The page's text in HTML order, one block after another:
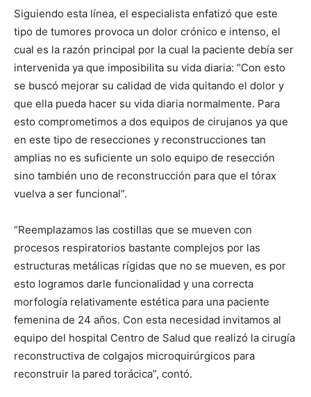
Siguiendo esta línea, el especialista enfatizó que este
tipo de tumores provoca un dolor crónico e intenso, el
cual es la razón principal por la cual la paciente debía ser
intervenida ya que imposibilita su vida diaria: “Con esto
se buscó mejorar su calidad de vida quitando el dolor y
que ella pueda hacer su vida diaria normalmente. Para
esto comprometimos a dos equipos de cirujanos ya que
en este tipo de resecciones y reconstrucciones tan
amplias no es suficiente un solo equipo de resección
sino también uno de reconstrucción para que el tórax
vuelva a ser funcional”.
“Reemplazamos las costillas que se mueven con
procesos respiratorios bastante complejos por las
estructuras metálicas rígidas que no se mueven, es por
esto logramos darle funcionalidad y una correcta
morfología relativamente estética para una paciente
femenina de 24 años. Con esta necesidad invitamos al
equipo del hospital Centro de Salud que realizó la cirugía
reconstructiva de colgajos microquirúrgicos para
reconstruir la pared torácica”, contó.